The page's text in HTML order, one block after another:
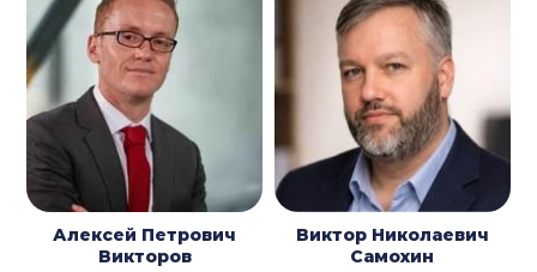
Алексей Петрович
Викторов
Виктор Николаевич
Самохин